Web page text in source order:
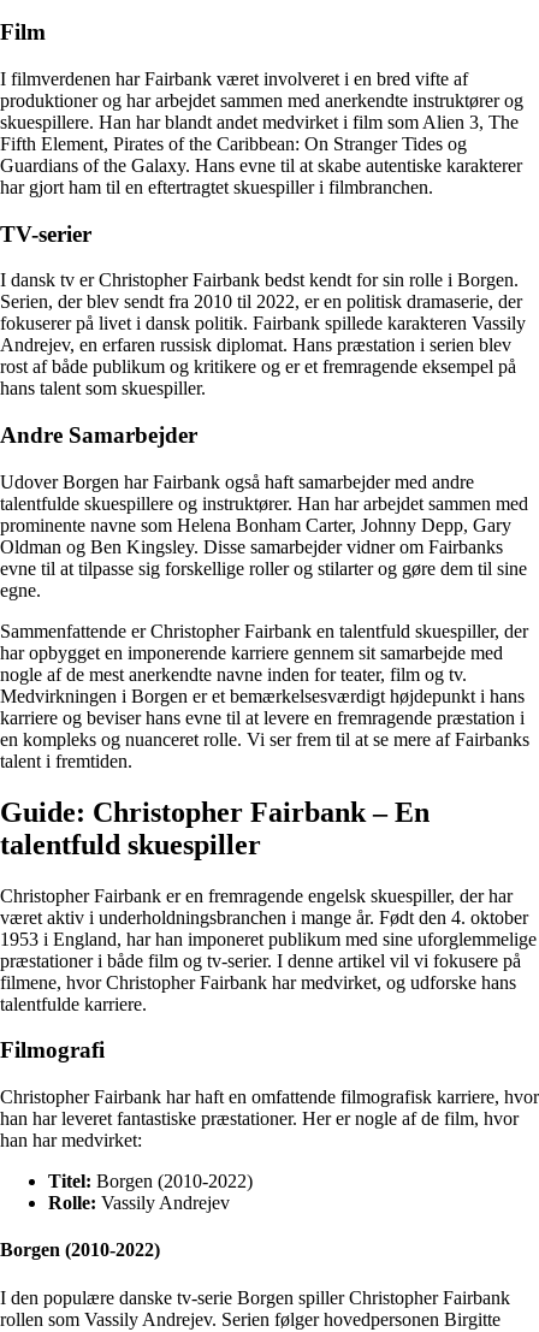
Film
I filmverdenen har Fairbank været involveret i en bred vifte af
produktioner og har arbejdet sammen med anerkendte instruktører og
skuespillere. Han har blandt andet medvirket i film som Alien 3, The
Fifth Element, Pirates of the Caribbean: On Stranger Tides og
Guardians of the Galaxy. Hans evne til at skabe autentiske karakterer
har gjort ham til en eftertragtet skuespiller i filmbranchen.
TV-serier
I dansk tv er Christopher Fairbank bedst kendt for sin rolle i Borgen.
Serien, der blev sendt fra 2010 til 2022, er en politisk dramaserie, der
fokuserer på livet i dansk politik. Fairbank spillede karakteren Vassily
Andrejev, en erfaren russisk diplomat. Hans præstation i serien blev
rost af både publikum og kritikere og er et fremragende eksempel på
hans talent som skuespiller.
Andre Samarbejder
Udover Borgen har Fairbank også haft samarbejder med andre
talentfulde skuespillere og instruktører. Han har arbejdet sammen med
prominente navne som Helena Bonham Carter, Johnny Depp, Gary
Oldman og Ben Kingsley. Disse samarbejder vidner om Fairbanks
evne til at tilpasse sig forskellige roller og stilarter og gøre dem til sine
egne.
Sammenfattende er Christopher Fairbank en talentfuld skuespiller, der
har opbygget en imponerende karriere gennem sit samarbejde med
nogle af de mest anerkendte navne inden for teater, film og tv.
Medvirkningen i Borgen er et bemærkelsesværdigt højdepunkt i hans
karriere og beviser hans evne til at levere en fremragende præstation i
en kompleks og nuanceret rolle. Vi ser frem til at se mere af Fairbanks
talent i fremtiden.
Guide: Christopher Fairbank – En
talentfuld skuespiller
Christopher Fairbank er en fremragende engelsk skuespiller, der har
været aktiv i underholdningsbranchen i mange år. Født den 4. oktober
1953 i England, har han imponeret publikum med sine uforglemmelige
præstationer i både film og tv-serier. I denne artikel vil vi fokusere på
filmene, hvor Christopher Fairbank har medvirket, og udforske hans
talentfulde karriere.
Filmografi
Christopher Fairbank har haft en omfattende filmografisk karriere, hvor
han har leveret fantastiske præstationer. Her er nogle af de film, hvor
han har medvirket:
Titel: Borgen (2010-2022)
Rolle: Vassily Andrejev
Borgen (2010-2022)
I den populære danske tv-serie Borgen spiller Christopher Fairbank
rollen som Vassily Andrejev. Serien følger hovedpersonen Birgitte